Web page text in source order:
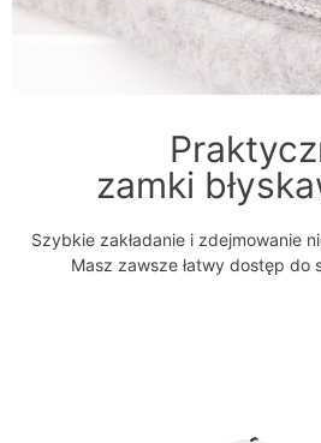
zamki
Szybkie zakładanie i zdejmowanie
Masz zawsze łatwy dostęp do